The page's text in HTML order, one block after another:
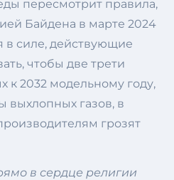
пересмотрит правила,
Байдена в марте 2024
в силе, действующие
чтобы две трети
к 2032 модельному году,
газов, в
грозят
в сердце религии